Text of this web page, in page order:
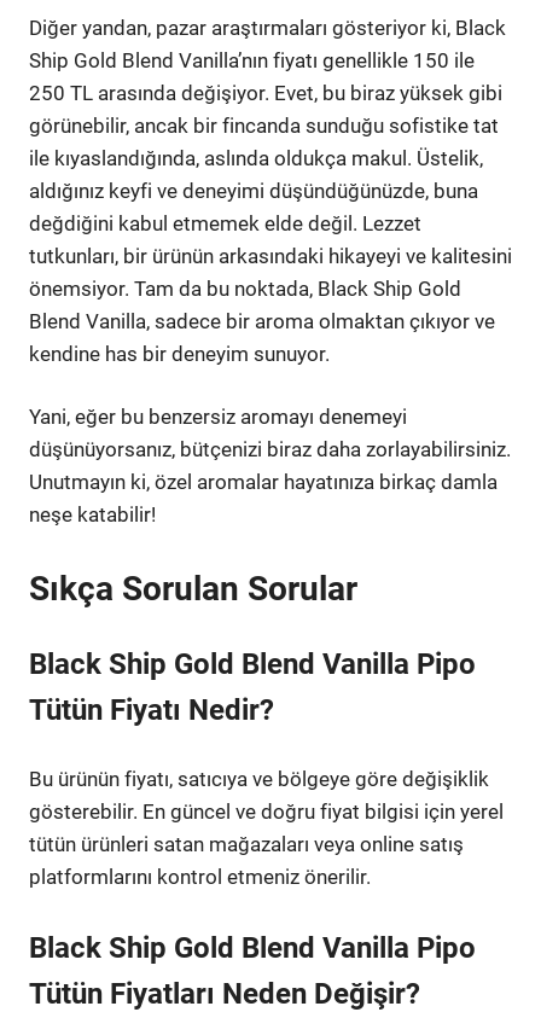
Diğer yandan, pazar araştırmaları gösteriyor ki, Black
Ship Gold Blend Vanilla’nın fiyatı genellikle 150 ile
250 TL arasında değişiyor. Evet, bu biraz yüksek gibi
görünebilir, ancak bir fincanda sunduğu sofistike tat
ile kıyaslandığında, aslında oldukça makul. Üstelik,
aldığınız keyfi ve deneyimi düşündüğünüzde, buna
değdiğini kabul etmemek elde değil. Lezzet
tutkunları, bir ürünün arkasındaki hikayeyi ve kalitesini
önemsiyor. Tam da bu noktada, Black Ship Gold
Blend Vanilla, sadece bir aroma olmaktan çıkıyor ve
kendine has bir deneyim sunuyor.
Yani, eğer bu benzersiz aromayı denemeyi
düşünüyorsanız, bütçenizi biraz daha zorlayabilirsiniz.
Unutmayın ki, özel aromalar hayatınıza birkaç damla
neşe katabilir!
Sıkça Sorulan Sorular
Black Ship Gold Blend Vanilla Pipo
Tütün Fiyatı Nedir?
Bu ürünün fiyatı, satıcıya ve bölgeye göre değişiklik
gösterebilir. En güncel ve doğru fiyat bilgisi için yerel
tütün ürünleri satan mağazaları veya online satış
platformlarını kontrol etmeniz önerilir.
Black Ship Gold Blend Vanilla Pipo
Tütün Fiyatları Neden Değişir?